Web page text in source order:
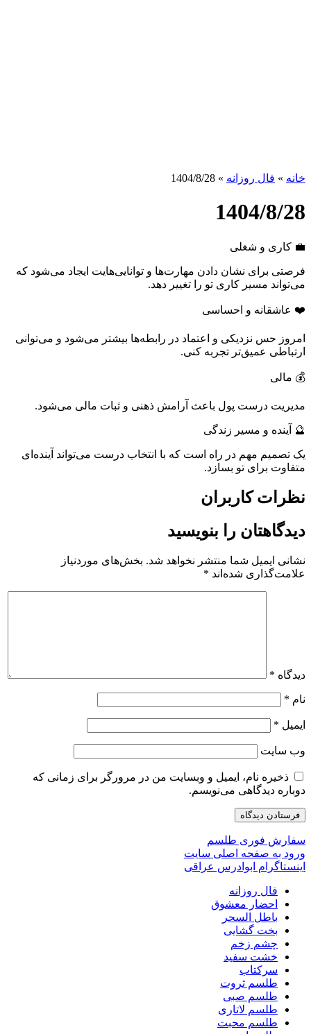
خانه » فال روزانه »
1404/8/28
1404/8/28
💼 کاری و شغلی
فرصتی برای نشان دادن مهارت‌ها و توانایی‌هایت ایجاد می‌شود که
می‌تواند مسیر کاری تو را تغییر دهد.
❤️ عاشقانه و احساسی
امروز حس نزدیکی و اعتماد در رابطه‌ها بیشتر می‌شود و می‌توانی
ارتباطی عمیق‌تر تجربه کنی.
💰 مالی
مدیریت درست پول باعث آرامش ذهنی و ثبات مالی می‌شود.
🔮 آینده و مسیر زندگی
یک تصمیم مهم در راه است که با انتخاب درست می‌تواند آینده‌ای
متفاوت برای تو بسازد.
نظرات کاربران
دیدگاهتان را بنویسید
نشانی ایمیل شما منتشر نخواهد شد. بخش‌های موردنیاز
علامت‌گذاری شده‌اند *
دیدگاه *
نام *
ایمیل *
وب‌ سایت
ذخیره نام، ایمیل و وبسایت من در مرورگر برای زمانی که
دوباره دیدگاهی می‌نویسم.
سفارش فوری طلسم
ورود به صفحه اصلی سایت
اینستاگرام ابوادرس عراقی
فال روزانه
احضار معشوق
باطل السحر
بخت گشایی
چشم زخم
خشت سفید
سرکتاب
طلسم ثروت
طلسم صبی
طلسم لاتاری
طلسم محبت